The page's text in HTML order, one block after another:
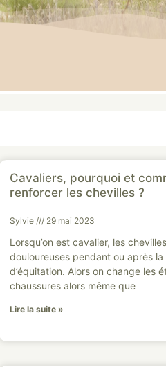
Cavaliers, pourquoi et
renforcer les chevilles ?
Sylvie 29 mai 2023
Lorsqu’on est cavalier, les
douloureuses pendant ou après la
d’équitation. Alors on change les
chaussures alors même que
Lire la suite »